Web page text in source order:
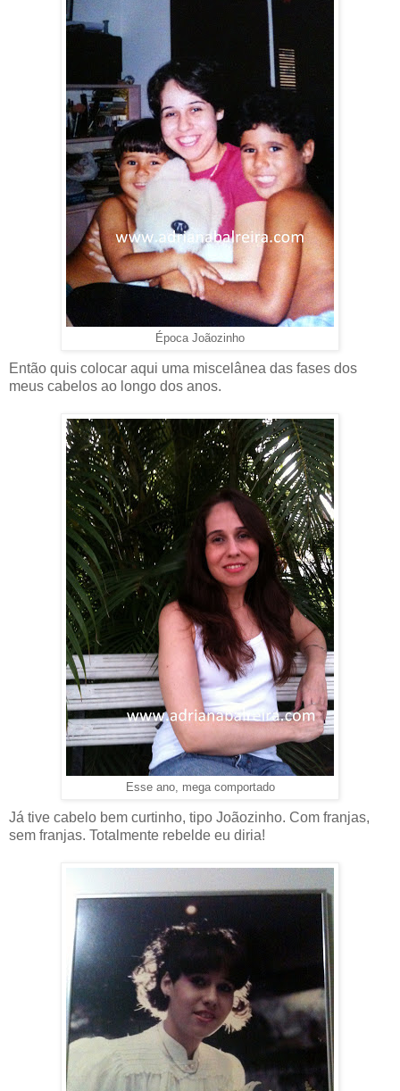
Época Joãozinho
Então quis colocar aqui uma miscelânea das fases dos
meus cabelos ao longo dos anos.
Esse ano, mega comportado
Já tive cabelo bem curtinho, tipo Joãozinho. Com franjas,
sem franjas. Totalmente rebelde eu diria!